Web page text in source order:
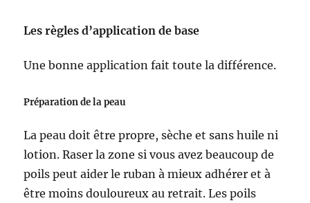
Les règles d’application de base
Une bonne application fait toute la différence.
Préparation de la peau
La peau doit être propre, sèche et sans huile ni
lotion. Raser la zone si vous avez beaucoup de
poils peut aider le ruban à mieux adhérer et à
être moins douloureux au retrait. Les poils